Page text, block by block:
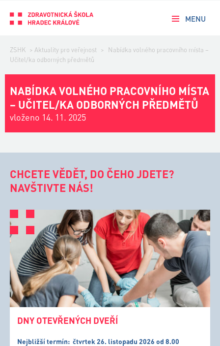
MENU
ZSHK > Aktuality pro veřejnost >
Nabídka volného pracovního místa –
Učitel/ka odborných předmětů
NABÍDKA VOLNÉHO PRACOVNÍHO MÍSTA
– UČITEL/KA ODBORNÝCH PŘEDMĚTŮ
vloženo 14. 11. 2025
CHCETE VĚDĚT, DO ČEHO JDETE?
NAVŠTIVTE NÁS!
DNY OTEVŘENÝCH DVEŘÍ
Nejbližší termín: čtvrtek 26. listopadu 2026 od 8.00